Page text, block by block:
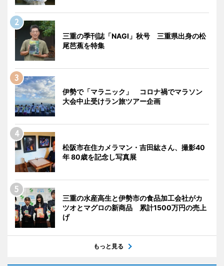
三重の季刊誌「NAGI」秋号 三重県出身の松
尾芭蕉を特集
伊勢で「マラニック」 コロナ禍でマラソン
大会中止受けラン旅ツアー企画
松阪市在住カメラマン・吉田紘さん、撮影40
年 80歳を記念し写真展
三重の水産高生と伊勢市の食品加工会社がカ
ツオとマグロの新商品 累計1500万円の売上
げ
もっと見る